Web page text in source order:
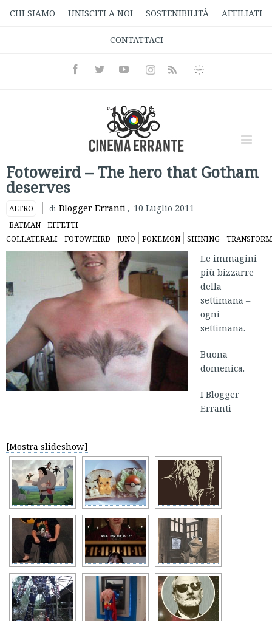
CHI SIAMO UNISCITI A NOI SOSTENIBILITÀ AFFILIATI
CONTATTACI
FacebookTwitterYoutubeInstagramRss
Informativa
Fotoweird – The hero that Gotham
deserves
ALTRO di Blogger Erranti, 10 Luglio 2011
BATMAN
EFFETTI
COLLATERALI
FOTOWEIRD JUNO POKEMON SHINING
Le immagini
più bizzarre
della
settimana –
ogni
settimana.
Buona
domenica.
I Blogger
Erranti
[Mostra slideshow]